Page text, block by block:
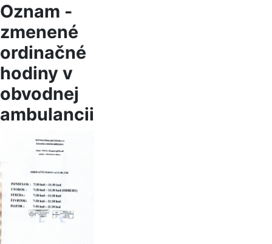
Oznam -
zmenené
ordinačné
hodiny v
obvodnej
ambulancii